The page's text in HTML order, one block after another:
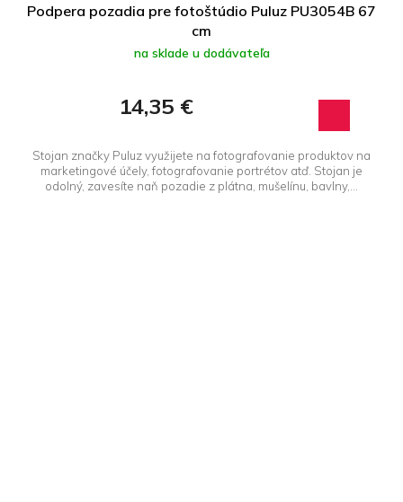
Podpera pozadia pre fotoštúdio Puluz PU3054B 67
cm
na sklade u dodávateľa
14,35 €
Stojan značky Puluz využijete na fotografovanie produktov na
marketingové účely, fotografovanie portrétov atď. Stojan je
odolný, zavesíte naň pozadie z plátna, mušelínu, bavlny,...